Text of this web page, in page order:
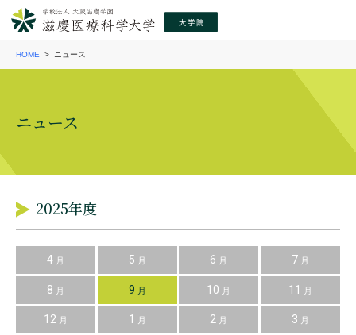
HOME ニュース
ニュース
2025年度
4 月 5 月 6 月 7 月
8 月 9 月 10 月 11 月
12 月 1 月 2 月 3 月